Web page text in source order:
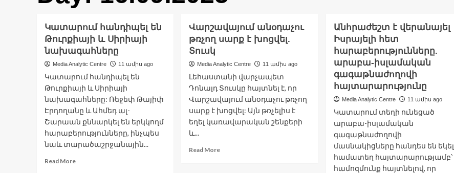
Կատարում հանդիպել են
Թուրքիայի և Սիրիայի
նախագահները
Media Analytic Centre 11 ամիս ago
Կատարում հանդիպել են
Թուրքիայի և Սիրիայի
նախագահները: Ռեջեփ Թայիփ
Էրդողանը և Ահմեդ ալ-
Շարաան քննարկել են երկկողմ
հարաբերությունները, ինչպես
նաև տարածաշրջանային...
Read MoreRead
Վարշավայում անօդաչու
թռչող սարք է խոցվել.
Տուսկ
Media Analytic Centre 11 ամիս ago
Լեհաստանի վարչապետ
Դոնալդ Տուսկը հայտնել է, որ
Վարշավայում անօդաչու թռչող
սարք է խոցվել: Այն թռչելիս է
եղել կառավարական շենքերի
և...
Read MoreRead
Անհրաժեշտ է վերանայել
Իսրայելի հետ
հարաբերությունները.
արաբա-իսլամական
գագաթնաժողովի
հայտարարությունը
Media Analytic Centre 11 ամիս ago
Կատարում տեղի ունեցած
արաբա-իսլամական
գագաթնաժողովի
մասնակիցները հանդես են եկել
համատեղ հայտարարությամբ՝
համոզմունք հայտնելով, որ